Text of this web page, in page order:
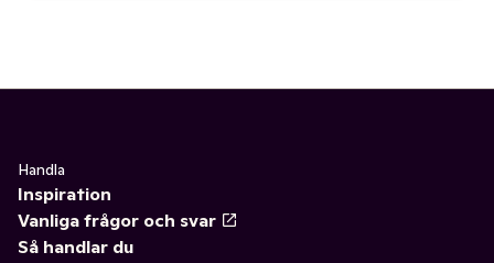
Handla
Inspiration
Vanliga frågor och svar
Så handlar du